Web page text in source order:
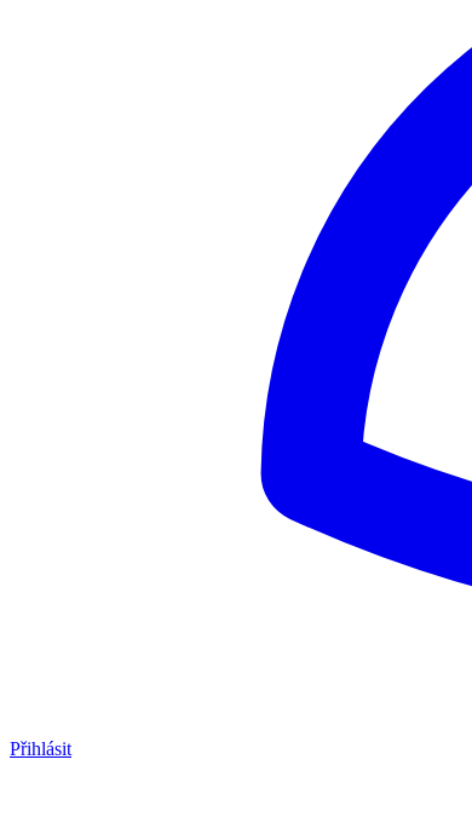
Přihlásit